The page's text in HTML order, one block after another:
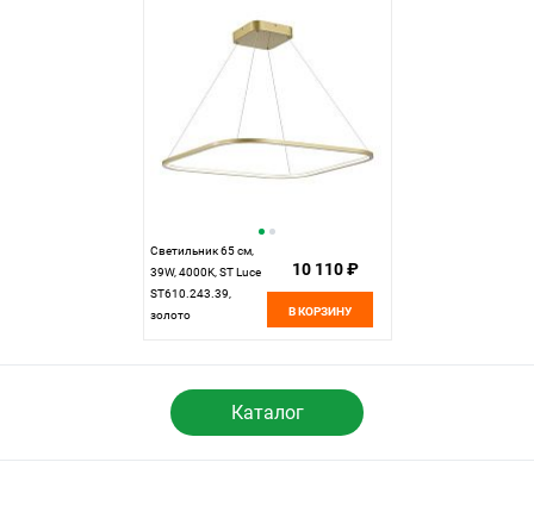
Светильник 65 см,
39W, 4000K, ST Luce
ST610.243.39,
золото
10 110 ₽
В КОРЗИНУ
Каталог